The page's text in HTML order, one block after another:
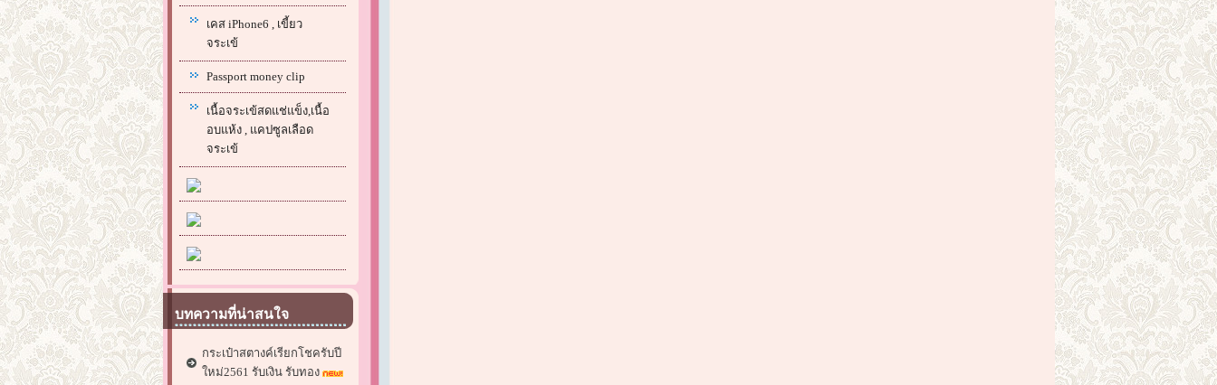
เคส iPhone6 , เขี้ยว
จระเข้
Passport money clip
เนื้อจระเข้สดแช่แข็ง,เนื้อ
อบแห้ง , แคปซูลเลือด
จระเข้
บทความที่น่าสนใจ
กระเป๋าสตางค์เรียกโชครับปี
ใหม่2561 รับเงิน รับทอง